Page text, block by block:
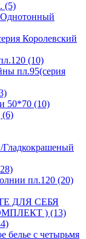
(5)
Королевский
(10)
пл.95(серия
50*70 (10)
(6)
пл.120 (20)
ДЛЯ СЕБЯ
) (13)
белье с четырьмя